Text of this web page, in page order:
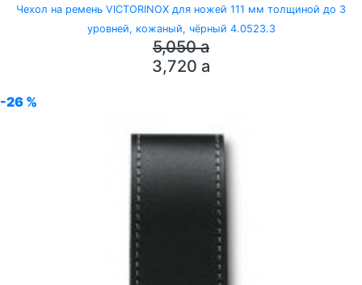
Чехол на ремень VICTORINOX для ножей 111 мм толщиной до 3
уровней, кожаный, чёрный 4.0523.3
5,050a
3,720 a
-26 %